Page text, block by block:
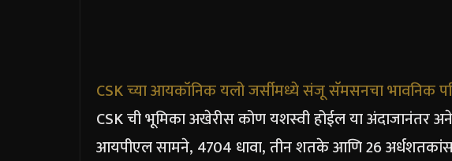
CSK च्या आयकॉनिक यलो जर्सीमध्ये संजू सॅमसनचा भावनिक
CSK ची भूमिका अखेरीस कोण यशस्वी होईल या अंदाजानंतर
आयपीएल सामने, 4704 धावा, तीन शतके आणि 26